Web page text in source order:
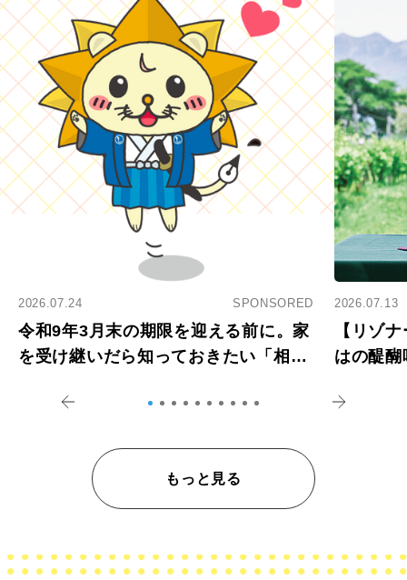
2026.07.24 SPONSORED
令和9年3月末の期限を迎える前に。家
を受け継いだら知っておきたい「相続
2026.07.13
【リゾ
はの醍
もっと見る